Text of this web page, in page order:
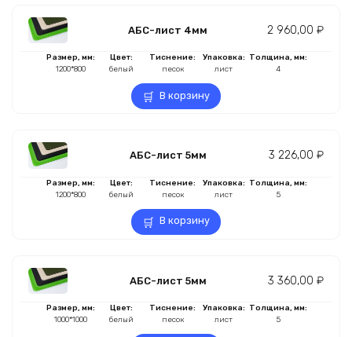
АБС-лист 4мм 2 960,00 ₽
Размер, мм:
1200*800
Цвет:
белый
Тиснение:
песок
Упаковка:
лист
Толщина, мм:
4
В корзину
АБС-лист 5мм 3 226,00 ₽
Размер, мм:
1200*800
Цвет:
белый
Тиснение:
песок
Упаковка:
лист
Толщина, мм:
5
В корзину
АБС-лист 5мм 3 360,00 ₽
Размер, мм:
1000*1000
Цвет:
белый
Тиснение:
песок
Упаковка:
лист
Толщина, мм:
5